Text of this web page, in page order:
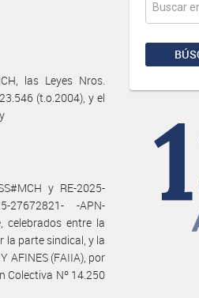
las Leyes Nros.
(t.o.2004), y el
y RE-2025-
27672821- -APN-
celebrados entre la
la parte sindical, y la
AFINES (FAIIA), por
Colectiva Nº 14.250